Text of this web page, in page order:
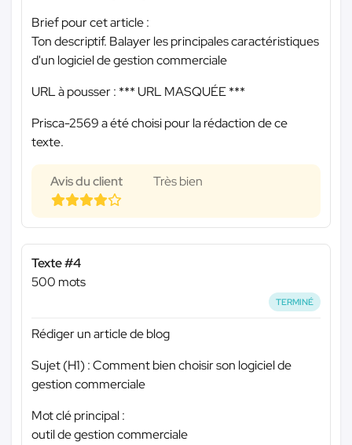
Brief pour cet article :
Ton descriptif. Balayer les principales caractéristiques
d'un logiciel de gestion commerciale
URL à pousser : *** URL MASQUÉE ***
Prisca-2569 a été choisi pour la rédaction de ce
texte.
Avis du client Très bien
Texte #4
500 mots
TERMINÉ
Rédiger un article de blog
Sujet (H1) : Comment bien choisir son logiciel de
gestion commerciale
Mot clé principal :
outil de gestion commerciale